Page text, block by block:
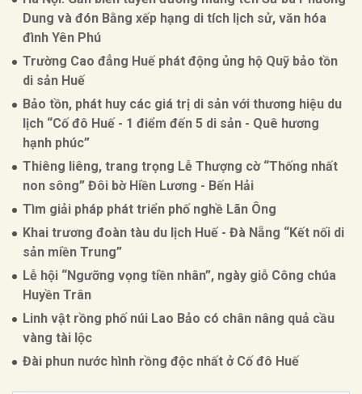
Dung và đón Bằng xếp hạng di tích lịch sử, văn hóa
đình Yên Phú
Trường Cao đẳng Huế phát động ủng hộ Quỹ bảo tồn
di sản Huế
Bảo tồn, phát huy các giá trị di sản với thương hiệu du
lịch “Cố đô Huế - 1 điểm đến 5 di sản - Quê hương
hạnh phúc”
Thiêng liêng, trang trọng Lễ Thượng cờ “Thống nhất
non sông” Đôi bờ Hiền Lương - Bến Hải
Tìm giải pháp phát triển phố nghề Lãn Ông
Khai trương đoàn tàu du lịch Huế - Đà Nẵng “Kết nối di
sản miền Trung”
Lễ hội “Ngưỡng vọng tiền nhân”, ngày giỗ Công chúa
Huyền Trân
Linh vật rồng phố núi Lao Bảo có chân nâng quả cầu
vàng tài lộc
Đài phun nước hình rồng độc nhất ở Cố đô Huế